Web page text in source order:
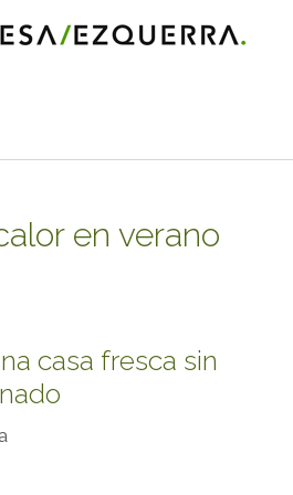
en verano
casa fresca sin